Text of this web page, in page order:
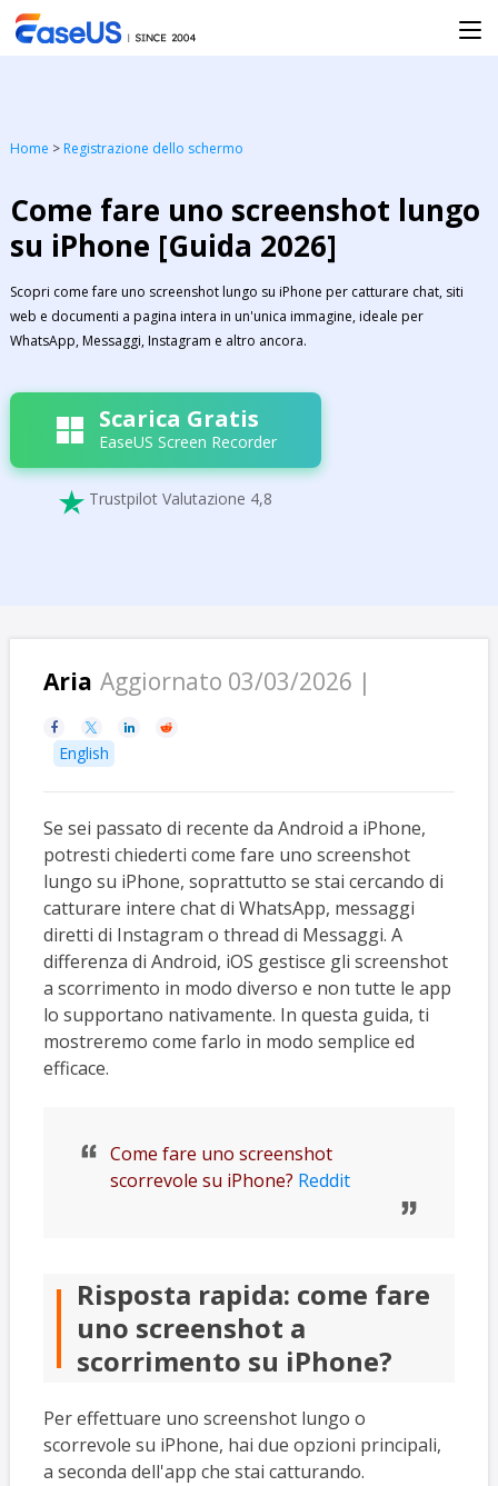
Home > Registrazione dello schermo
Come fare uno screenshot lungo
su iPhone [Guida 2026]
Scopri come fare uno screenshot lungo su iPhone per catturare chat, siti
web e documenti a pagina intera in un'unica immagine, ideale per
WhatsApp, Messaggi, Instagram e altro ancora.
Scarica Gratis
EaseUS Screen Recorder
 Trustpilot Valutazione 4,8
Aria Aggiornato 03/03/2026 |
   
English
Se sei passato di recente da Android a iPhone,
potresti chiederti come fare uno screenshot
lungo su iPhone, soprattutto se stai cercando di
catturare intere chat di WhatsApp, messaggi
diretti di Instagram o thread di Messaggi. A
differenza di Android, iOS gestisce gli screenshot
a scorrimento in modo diverso e non tutte le app
lo supportano nativamente. In questa guida, ti
mostreremo come farlo in modo semplice ed
efficace.
Come fare uno screenshot
scorrevole su iPhone? Reddit
Risposta rapida: come fare
uno screenshot a
scorrimento su iPhone?
Per effettuare uno screenshot lungo o
scorrevole su iPhone, hai due opzioni principali,
a seconda dell'app che stai catturando.